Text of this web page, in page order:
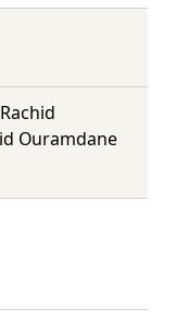
Rachid
Ouramdane